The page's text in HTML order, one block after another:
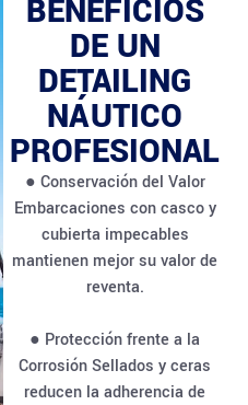
BENEFICIOS
DE UN
DETAILING
NÁUTICO
PROFESIONAL
● Conservación del Valor
Embarcaciones con casco y
cubierta impecables
mantienen mejor su valor de
reventa.
● Protección frente a la
Corrosión Sellados y ceras
reducen la adherencia de